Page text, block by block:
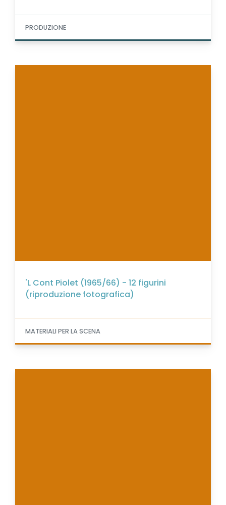
PRODUZIONE
'L Cont Piolet (1965/66) - 12 figurini
(riproduzione fotografica)
MATERIALI PER LA SCENA